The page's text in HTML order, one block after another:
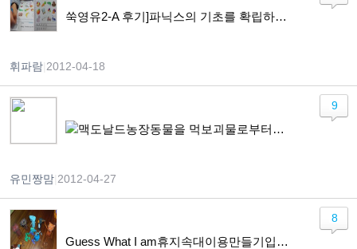
쑥영유2-A 후기]파닉스의 기초를 확립하고 읽기와 쓰기 기반을 확실히 다져줍니다.
휘파람 2012-04-18
맥도날드농장동물을 먹보괴물로부터구하라.
유민짱맘 2012-04-27
9
Guess What I am휴지속대이용만들기입니다.
8